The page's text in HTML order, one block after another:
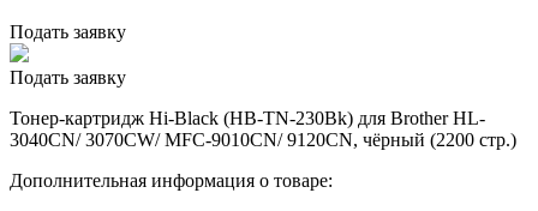
Подать заявку
Подать заявку
Тонер-картридж Hi-Black (HB-TN-230Bk) для Brother HL-
3040CN/ 3070CW/ MFC-9010CN/ 9120CN, чёрный (2200 стр.)
Дополнительная информация о товаре: